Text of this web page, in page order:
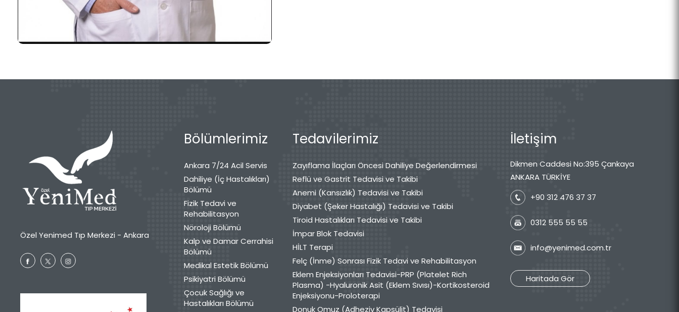
Özel Yenimed Tıp Merkezi - Ankara
Bölümlerimiz
Ankara 7/24 Acil Servis
Dahiliye (İç Hastalıkları)
Bölümü
Fizik Tedavi ve
Rehabilitasyon
Nöroloji Bölümü
Kalp ve Damar Cerrahisi
Bölümü
Medikal Estetik Bölümü
Psikiyatri Bölümü
Çocuk Sağlığı ve
Hastalıkları Bölümü
Tedavilerimiz
Zayıflama İlaçları Öncesi Dahiliye Değerlendirmesi
Reflü ve Gastrit Tedavisi ve Takibi
Anemi (Kansızlık) Tedavisi ve Takibi
Diyabet (Şeker Hastalığı) Tedavisi ve Takibi
Tiroid Hastalıkları Tedavisi ve Takibi
İmpar Blok Tedavisi
HİLT Terapi
Felç (İnme) Sonrası Fizik Tedavi ve Rehabilitasyon
Eklem Enjeksiyonları Tedavisi-PRP (Platelet Rich
Plasma) -Hyaluronik Asit (Eklem Sıvısı)-Kortikosteroid
Enjeksiyonu-Proloterapi
Donuk Omuz (Adheziv Kapsülit) Tedavisi
İletişim
Dikmen Caddesi No:395 Çankaya
ANKARA TÜRKİYE
+90 312 476 37 37
0312 555 55 55
info@yenimed.com.tr
Haritada Gör